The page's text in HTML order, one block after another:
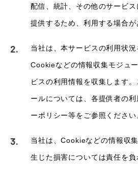
配信、統計、その他のサービ
提供するため、利用する場合が
当社は、本サービスの利用状況
Cookieなどの情報収集モジュ
ビスの利用情報を収集します
ールについては、各提供者の
ーポリシー等をご参照ください
当社は、Cookieなどの情報収
生じた損害については責任を負